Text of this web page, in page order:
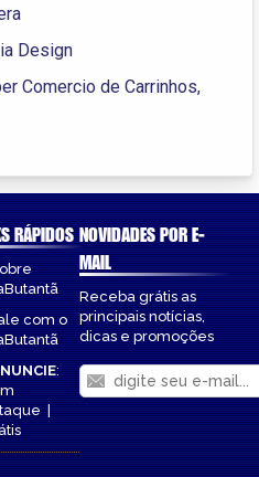
Design
Comercio de Carrinhos,
RÁPIDOS
com o
:
|
NOVIDADES POR E-
MAIL
Receba grátis as
principais notícias,
dicas e promoções